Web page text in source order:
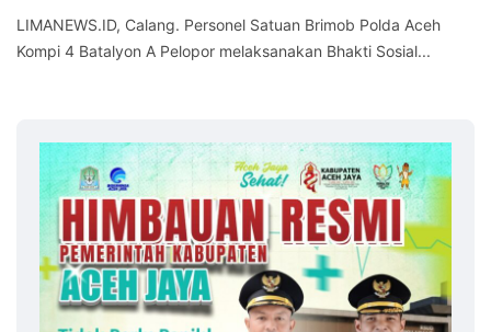
LIMANEWS.ID, Calang. Personel Satuan Brimob Polda Aceh
Kompi 4 Batalyon A Pelopor melaksanakan Bhakti Sosial...